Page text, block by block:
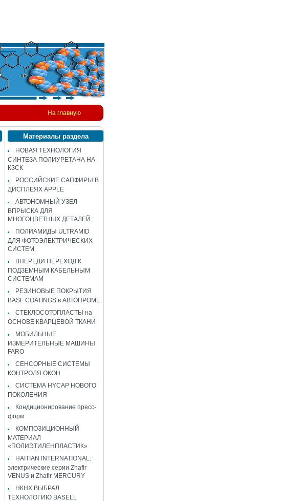
На главную
Материалы раздела
НОВАЯ ТЕХНОЛОГИЯ
СИНТЕЗА ПОЛИУРЕТАНА НА
КЗСК
РОССИЙСКИЕ САПФИРЫ В
ДИСПЛЕЯХ APPLE
АВТОНОМНЫЙ УЗЕЛ
ВПРЫСКА ДЛЯ
МНОГОЦВЕТНЫХ ДЕТАЛЕЙ
ПОЛИАМИДЫ ULTRAMID
ДЛЯ ФОТОЭЛЕКТРИЧЕСКИХ
СИСТЕМ
ВПЕРЕДИ ПЕРЕХОД К
ПОДЗЕМНЫМ КАБЕЛЬНЫМ
СИСТЕМАМ
РЕЗИНОВЫЕ ПОКРЫТИЯ
BASF COATINGS в АВТОПРОМЕ
СТЕКЛОСОТОПЛАСТЫ на
ОСНОВЕ КВАРЦЕВОЙ ТКАНИ
МОБИЛЬНЫЕ
ИЗМЕРИТЕЛЬНЫЕ МАШИНЫ
FARO
СЕНСОРНЫЕ СИСТЕМЫ
КОНТРОЛЯ ОКОН
СИСТЕМА HYCAP НОВОГО
ПОКОЛЕНИЯ
Кондиционирование пресс-
форм
КОМПОЗИЦИОННЫЙ
МАТЕРИАЛ
«ПОЛИЭТИЛЕНПЛАСТИК»
HAITIAN INTERNATIONAL:
электрические серии Zhafir
VENUS и Zhafir MERCURY
НКНХ ВЫБРАЛ
ТЕХНОЛОГИЮ BASELL